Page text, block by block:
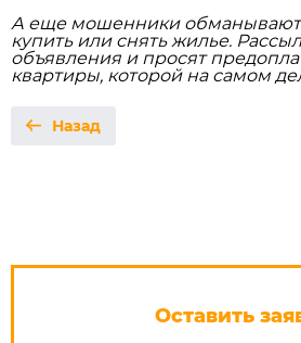
А еще мошенники обманывают
купить или снять жилье.
объявления и просят
квартиры, которой на самом
Назад
Оставить